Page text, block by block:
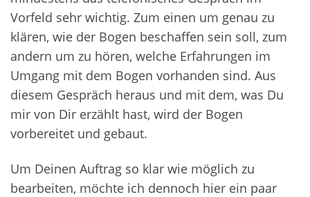
Vorfeld sehr wichtig. Zum einen um genau zu
klären, wie der Bogen beschaffen sein soll, zum
andern um zu hören, welche Erfahrungen im
Umgang mit dem Bogen vorhanden sind. Aus
diesem Gespräch heraus und mit dem, was Du
mir von Dir erzählt hast, wird der Bogen
vorbereitet und gebaut.
Um Deinen Auftrag so klar wie möglich zu
bearbeiten, möchte ich dennoch hier ein paar